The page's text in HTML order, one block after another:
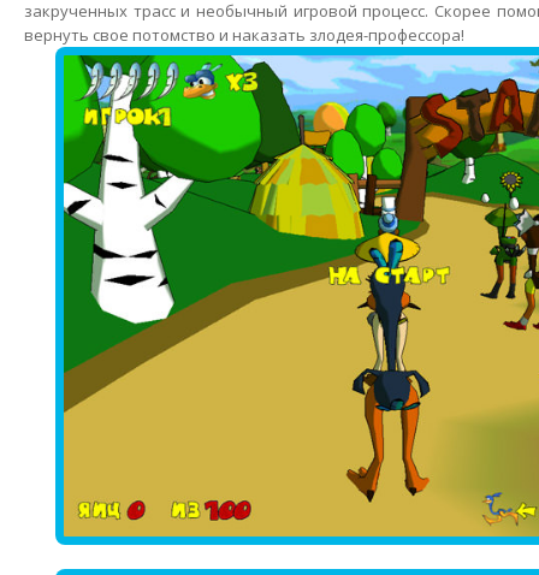
закрученных трасс и необычный игровой процесс. Скорее
вернуть свое потомство и наказать злодея-профессора!